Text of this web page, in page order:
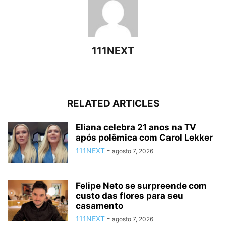
111NEXT
RELATED ARTICLES
Eliana celebra 21 anos na TV
após polêmica com Carol Lekker
111NEXT - agosto 7, 2026
Felipe Neto se surpreende com
custo das flores para seu
casamento
111NEXT - agosto 7, 2026